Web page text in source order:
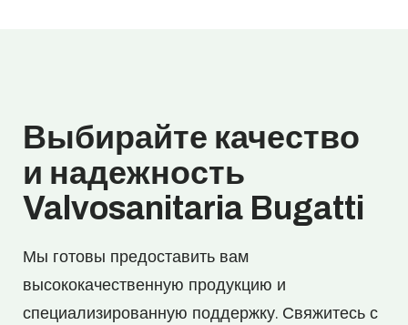
Выбирайте качество
и надежность
Valvosanitaria Bugatti
Мы готовы предоставить вам
высококачественную продукцию и
специализированную поддержку. Свяжитесь с